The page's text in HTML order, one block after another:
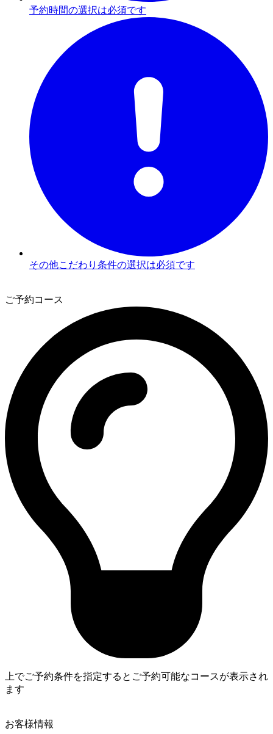
予約時間の選択は必須です
その他こだわり条件の選択は必須です
ご予約コース
上でご予約条件を指定するとご予約可能なコースが表示され
ます
お客様情報